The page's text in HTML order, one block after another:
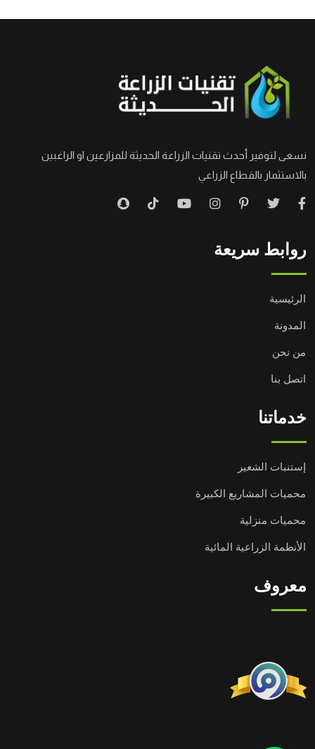
نسعى لتوفير أحدث تقنيات الزراعة الحديثة للمزارعين او الراغبين
بالاستثمار بالقطاع الزراعي
روابط سريعة
الرئيسية
المدونة
من نحن
اتصل بنا
خدماتنا
إستنبات الشعير
محميات المشاريع الكبيرة
محميات منزلية
الأنظمة الزراعية المائية
معروف